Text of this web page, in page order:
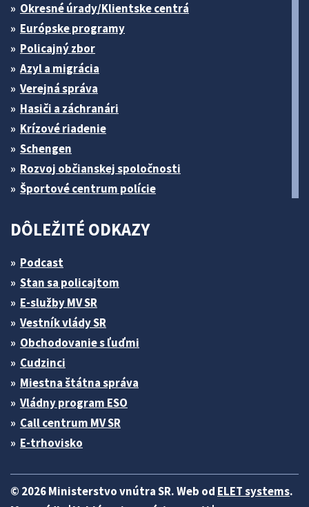
Okresné úrady/Klientske centrá
Európske programy
Policajný zbor
Azyl a migrácia
Verejná správa
Hasiči a záchranári
Krízové riadenie
Schengen
Rozvoj občianskej spoločnosti
Športové centrum polície
DÔLEŽITÉ ODKAZY
Podcast
Stan sa policajtom
E-služby MV SR
Vestník vlády SR
Obchodovanie s ľuďmi
Cudzinci
Miestna štátna správa
Vládny program ESO
Call centrum MV SR
E-trhovisko
© 2026 Ministerstvo vnútra SR. Web od ELET systems.